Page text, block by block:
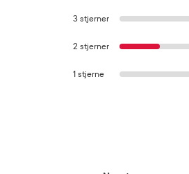
3 stjerner
2 stjerner
1 stjerne